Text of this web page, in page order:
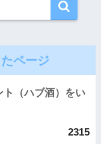
ページ
（ハブ酒）をい
2315